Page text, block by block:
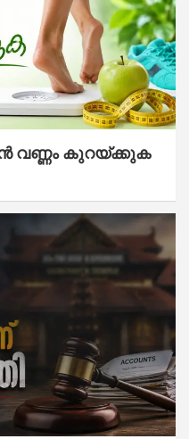
വണ്ണം കുറയ്ക്കുക